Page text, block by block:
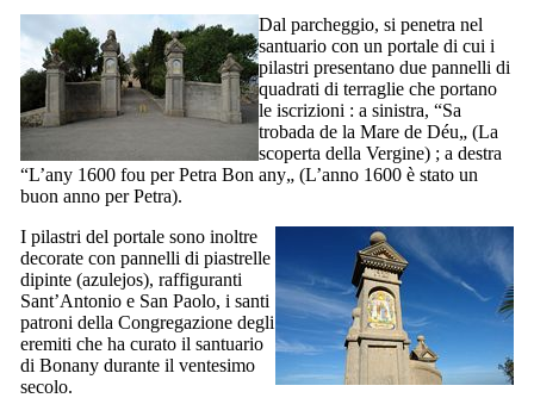
Dal parcheggio, si penetra nel
santuario con un portale di cui i
pilastri presentano due pannelli di
quadrati di terraglie che portano
le iscrizioni : a sinistra, “Sa
trobada de la Mare de Déu„ (La
scoperta della Vergine) ; a destra
“L’any 1600 fou per Petra Bon any„ (L’anno 1600 è stato un
buon anno per Petra).
I pilastri del portale sono inoltre
decorate con pannelli di piastrelle
dipinte (azulejos), raffiguranti
Sant’Antonio e San Paolo, i santi
patroni della Congregazione degli
eremiti che ha curato il santuario
di Bonany durante il ventesimo
secolo.